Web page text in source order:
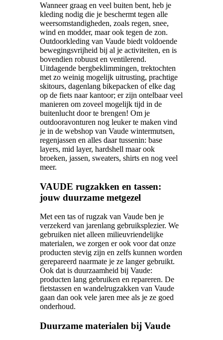
Wanneer graag en veel buiten bent, heb je
kleding nodig die je beschermt tegen alle
weersomstandigheden, zoals regen, snee,
wind en modder, maar ook tegen de zon.
Outdoorkleding van Vaude biedt voldoende
bewegingsvrijheid bij al je activiteiten, en is
bovendien robuust en ventilerend.
Uitdagende bergbeklimmingen, trektochten
met zo weinig mogelijk uitrusting, prachtige
skitours, dagenlang bikepacken of elke dag
op de fiets naar kantoor; er zijn ontelbaar veel
manieren om zoveel mogelijk tijd in de
buitenlucht door te brengen! Om je
outdooravonturen nog leuker te maken vind
je in de webshop van Vaude wintermutsen,
regenjassen en alles daar tussenin: base
layers, mid layer, hardshell maar ook
broeken, jassen, sweaters, shirts en nog veel
meer.
VAUDE rugzakken en tassen:
jouw duurzame metgezel
Met een tas of rugzak van Vaude ben je
verzekerd van jarenlang gebruiksplezier. We
gebruiken niet alleen milieuvriendelijke
materialen, we zorgen er ook voor dat onze
producten stevig zijn en zelfs kunnen worden
gerepareerd naarmate je ze langer gebruikt.
Ook dat is duurzaamheid bij Vaude:
producten lang gebruiken en repareren. De
fietstassen en wandelrugzakken van Vaude
gaan dan ook vele jaren mee als je ze goed
onderhoud.
Duurzame materialen bij Vaude